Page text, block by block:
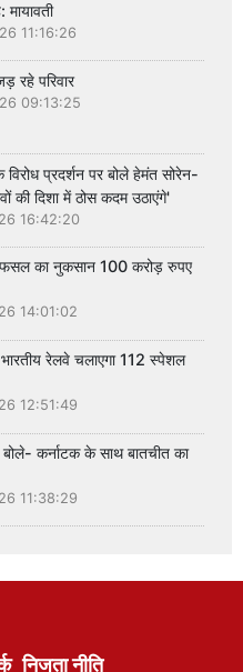
11:16:26
रहे परिवार
09:13:25
प्रदर्शन पर बोले हेमंत सोरेन-
की दिशा में ठोस कदम उठाएंगे'
16:42:20
का नुकसान 100 करोड़ रुपए
14:01:02
रेलवे चलाएगा 112 स्पेशल
12:51:49
बोले- कर्नाटक के साथ बातचीत का
11:38:29
निजता नीति